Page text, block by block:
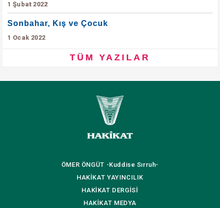
1 Şubat 2022
Sonbahar, Kış ve Çocuk
1 Ocak 2022
TÜM YAZILAR
ÖMER ÖNGÜT -Kuddise Sırruh-
HAKİKAT YAYINCILIK
HAKİKAT DERGİSİ
HAKİKAT MEDYA